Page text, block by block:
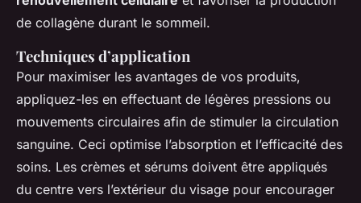
de collagène durant le sommeil.
Techniques d’application
Pour maximiser les avantages de vos produits,
appliquez-les en effectuant de légères pressions ou
mouvements circulaires afin de stimuler la circulation
sanguine. Ceci optimise l’absorption et l’efficacité des
soins. Les crèmes et sérums doivent être appliqués
du centre vers l’extérieur du visage pour encourager